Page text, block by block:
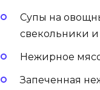
Супы на
свекольники
Нежирное
Запеченная